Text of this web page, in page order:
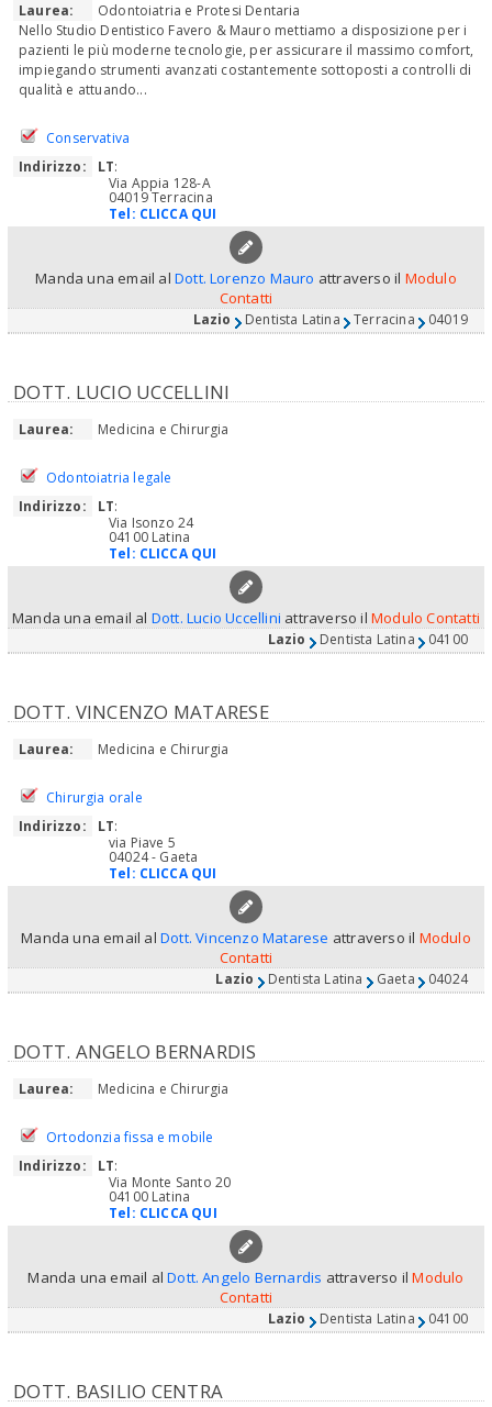
Laurea:
Odontoiatria e Protesi Dentaria
Nello Studio Dentistico Favero & Mauro mettiamo a disposizione per i
pazienti le più moderne tecnologie, per assicurare il massimo comfort,
impiegando strumenti avanzati costantemente sottoposti a controlli di
qualità e attuando...
Conservativa
Indirizzo:
LT:
Via Appia 128-A
04019 Terracina
Tel: CLICCA QUI
Manda una email al Dott. Lorenzo Mauro attraverso il Modulo
Contatti
Lazio Dentista Latina Terracina 04019
DOTT. LUCIO UCCELLINI
Laurea: Medicina e Chirurgia
Odontoiatria legale
Indirizzo:
LT:
Via Isonzo 24
04100 Latina
Tel: CLICCA QUI
Manda una email al Dott. Lucio Uccellini attraverso il Modulo Contatti
Lazio Dentista Latina 04100
DOTT. VINCENZO MATARESE
Laurea: Medicina e Chirurgia
Chirurgia orale
Indirizzo:
LT:
via Piave 5
04024 - Gaeta
Tel: CLICCA QUI
Manda una email al Dott. Vincenzo Matarese attraverso il Modulo
Contatti
Lazio Dentista Latina Gaeta 04024
DOTT. ANGELO BERNARDIS
Laurea: Medicina e Chirurgia
Ortodonzia fissa e mobile
Indirizzo:
LT:
Via Monte Santo 20
04100 Latina
Tel: CLICCA QUI
Manda una email alDott. Angelo Bernardis attraverso ilModulo
Contatti
Lazio Dentista Latina 04100
DOTT. BASILIO CENTRA